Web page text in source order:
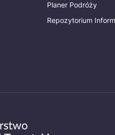
Planer Podróży
Repozytorium